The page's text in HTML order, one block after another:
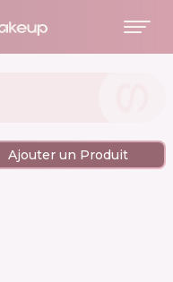
Ajouter un Produit